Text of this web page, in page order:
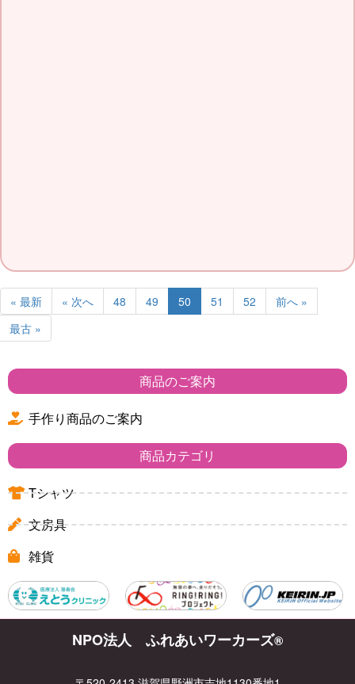
« 最新 « 次へ 48 49 50 51 52
前へ »
最古 »
商品のご案内
手作り商品のご案内
商品カテゴリ
Tシャツ
文房具
雑貨
NPO法人 ふれあいワーカーズ®